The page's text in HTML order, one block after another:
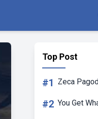
Top Post
#1 Zeca
#2 You Get